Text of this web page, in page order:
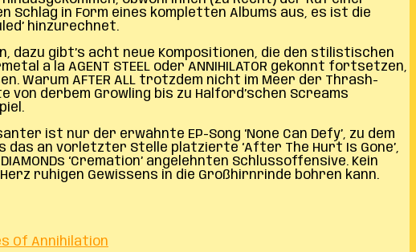
Schlag in Form eines kompletten Albums aus, es ist die
hinzurechnet.
dazu gibt’s acht neue Kompositionen, die den stilistischen
a la AGENT STEEL oder ANNIHILATOR gekonnt fortsetzen,
Warum AFTER ALL trotzdem nicht im Meer der Thrash-
derbem Growling bis zu Halford’schen Screams
ist nur der erwähnte EP-Song ‘None Can Defy’, zu dem
an vorletzter Stelle platzierte ‘After The Hurt Is Gone’,
‘Cremation’ angelehnten Schlussoffensive. Kein
ruhigen Gewissens in die Großhirnrinde bohren kann.
Of Annihilation